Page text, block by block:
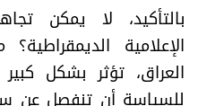
بالتأكيد، لا يمكن
الإعلامية
العراق، تؤثر بشكل
للسياسة أن تنفصل عن